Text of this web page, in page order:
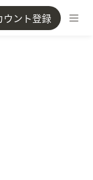
ウント登録